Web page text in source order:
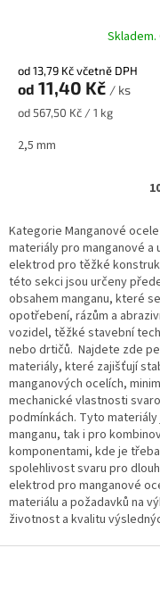
od 13,79 Kč včetně DPH
od 11,40 Kč / ks
Měrná
od 567,50 Kč / 1 kg
2,5 mm
Kategorie Manganové
materiály pro manganové a
elektrod pro těžké
této sekci jsou určeny
obsahem manganu, které
opotřebení, rázům a
vozidel, těžké stavební
nebo drtičů. Najdete zde
materiály, které zajišťují
manganových ocelích,
mechanické vlastnosti
podmínkách. Tyto
manganu, tak i pro
komponentami, kde je
spolehlivost svaru pro
elektrod pro manganové
materiálu a požadavků na
životnost a kvalitu